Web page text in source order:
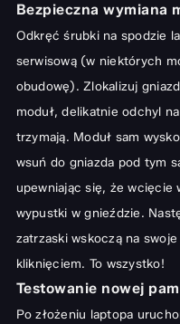
Bezpieczna wymiana
Odkręć śrubki na spodzie
serwisową (w niektórych
obudowę). Zlokalizuj
moduł, delikatnie odchyl
trzymają. Moduł sam
wsuń do gniazda pod tym
upewniając się, że wcięcie
wypustki w gnieździe.
zatrzaski wskoczą na
kliknięciem. To wszystko!
Testowanie nowej
Po złożeniu laptopa